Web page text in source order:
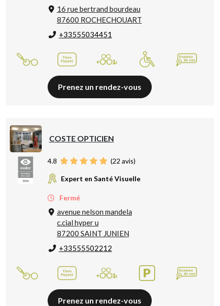
16 rue bertrand bourdeau
87600 ROCHECHOUART
+33555034451
Prenez un rendez-vous
COSTE OPTICIEN
4.8 (22 avis)
Expert en Santé Visuelle
Fermé
avenue nelson mandela
c.cial hyper u
87200 SAINT JUNIEN
+33555502212
Prenez un rendez-vous